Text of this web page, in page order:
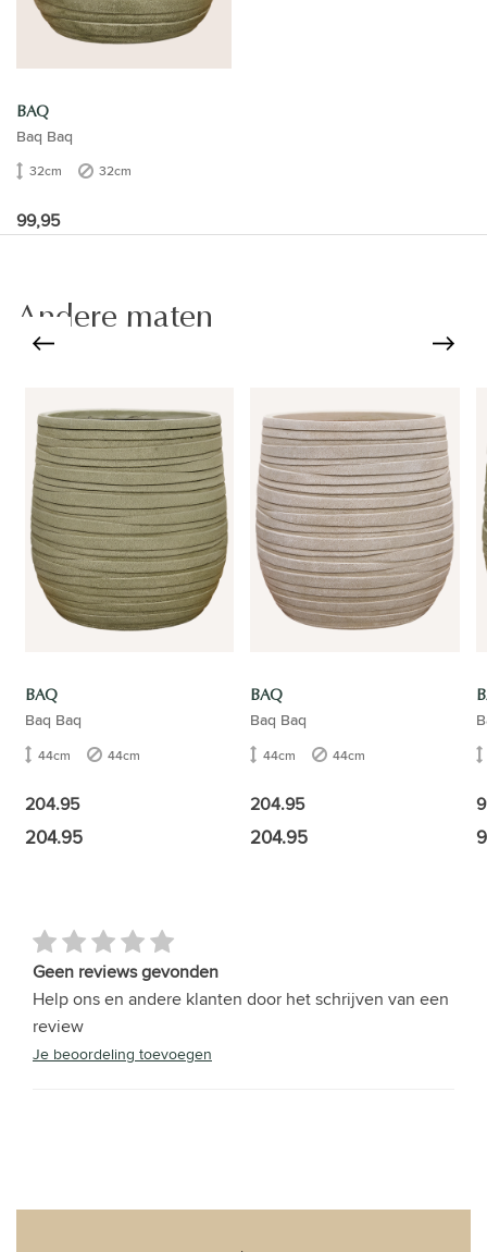
BAQ
Baq Baq
32cm 32cm
99,95
Andere maten
BAQ
Baq Baq
44cm 44cm
204.95
204.95
BAQ
Baq Baq
44cm 44cm
204.95
204.95
Geen reviews gevonden
Help ons en andere klanten door het schrijven van een
review
Je beoordeling toevoegen